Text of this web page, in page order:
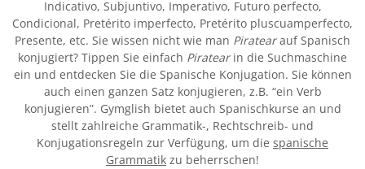
Indicativo, Subjuntivo, Imperativo, Futuro perfecto,
Condicional, Pretérito imperfecto, Pretérito pluscuamperfecto,
Presente, etc. Sie wissen nicht wie man Piratearauf Spanisch
konjugiert? Tippen Sie einfach Piratearin die Suchmaschine
ein und entdecken Sie die Spanische Konjugation. Sie können
auch einen ganzen Satz konjugieren, z.B. “ein Verb
konjugieren”. Gymglish bietet auch Spanischkurse an und
stellt zahlreiche Grammatik-, Rechtschreib- und
Konjugationsregeln zur Verfügung, um die spanische
Grammatik zu beherrschen!